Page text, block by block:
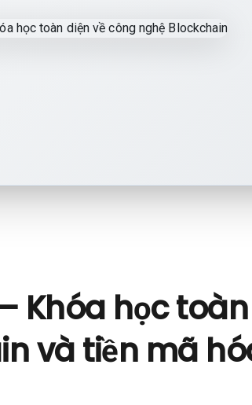
Khóa học
và tiền mã